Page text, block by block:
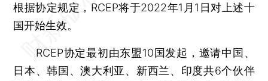
根据协定规定，RCEP将于2022年1月1日对上述十
国开始生效。
RCEP协定最初由东盟10国发起，邀请中国、
日本、韩国、澳大利亚、新西兰、印度共6个伙伴